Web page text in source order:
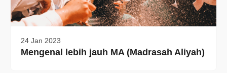
24 Jan 2023
Mengenal lebih jauh MA (Madrasah Aliyah)